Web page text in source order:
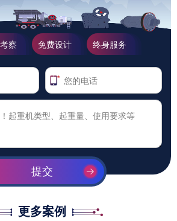
察 免费设计 终身服务
提交
更多案例